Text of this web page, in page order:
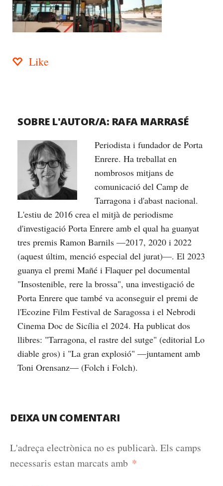
Like
SOBRE L'AUTOR/A: RAFA MARRASÉ
Periodista i fundador de Porta
Enrere. Ha treballat en
nombrosos mitjans de
comunicació del Camp de
Tarragona i d'abast nacional.
L'estiu de 2016 crea el mitjà de periodisme
d'investigació Porta Enrere amb el qual ha guanyat
tres premis Ramon Barnils —2017, 2020 i 2022
(aquest últim, menció especial del jurat)—. El 2023
guanya el premi Mañé i Flaquer pel documental
"Insostenible, rere la brossa", una investigació de
Porta Enrere que també va aconseguir el premi de
l'Ecozine Film Festival de Saragossa i el Nebrodi
Cinema Doc de Sicília el 2024. Ha publicat dos
llibres: "Tarragona, el rastre del sutge" (editorial Lo
diable gros) i "La gran explosió" —juntament amb
Toni Orensanz— (Folch i Folch).
DEIXA UN COMENTARI
L'adreça electrònica no es publicarà. Els camps
necessaris estan marcats amb *